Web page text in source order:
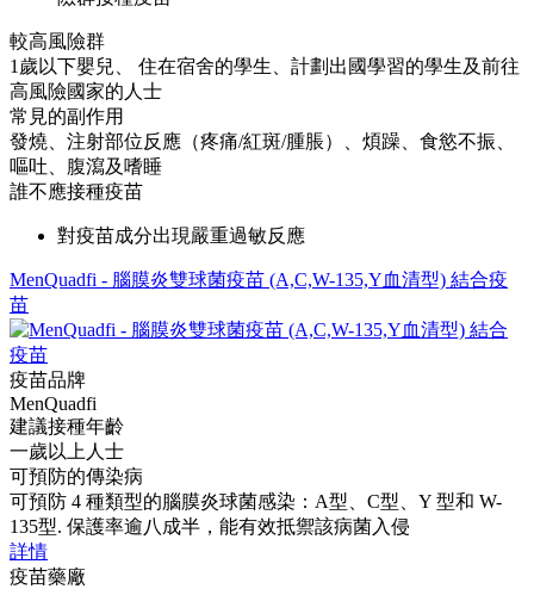
較高風險群
1歲以下嬰兒、 住在宿舍的學生、計劃出國學習的學生及前往
高風險國家的人士
常見的副作用
發燒、注射部位反應（疼痛/紅斑/腫脹）、煩躁、食慾不振、
嘔吐、腹瀉及嗜睡
誰不應接種疫苗
對疫苗成分出現嚴重過敏反應
MenQuadfi - 腦膜炎雙球菌疫苗 (A,C,W-135,Y血清型) 結合疫
苗
疫苗品牌
MenQuadfi
建議接種年齡
一歲以上人士
可預防的傳染病
可預防 4 種類型的腦膜炎球菌感染：A型、C型、Y 型和 W-
135型. 保護率逾八成半，能有效抵禦該病菌入侵
詳情
疫苗藥廠